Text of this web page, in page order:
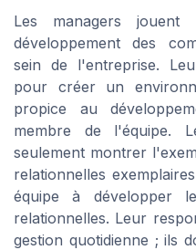
Les managers
développement des
sein de l'entreprise.
pour créer un
propice au
membre de l'équipe.
seulement montrer
relationnelles
équipe à développer
relationnelles. Leur
gestion quotidienne ; ils